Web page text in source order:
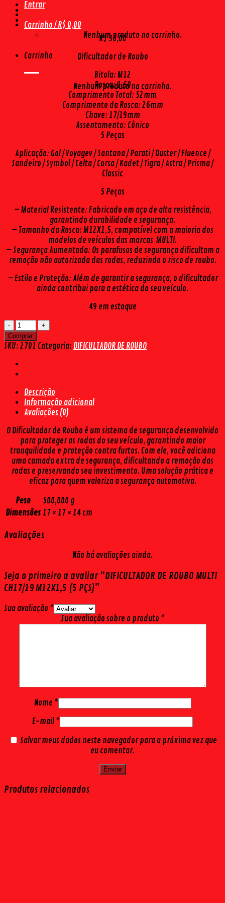
Entrar
Carrinho /R$ 0,00
Nenhum produto no carrinho.
Carrinho
Nenhum produto no carrinho.
R$35,00
Dificultador de Roubo
Bitola: M12
Rosca: 1,50
Comprimento Total: 52mm
Comprimento da Rosca: 26mm
Chave: 17/19mm
Assentamento: Cônico
5 Peças
Aplicação: Gol / Voyagev / Santana / Parati / Duster / Fluence /
Sandeiro / Symbol / Celta / Corsa / Kadet / Tigra / Astra / Prisma /
Classic
5 Peças
– Material Resistente: Fabricado em aço de alta resistência,
garantindo durabilidade e segurança.
– Tamanho da Rosca: M12X1,5, compatível com a maioria dos
modelos de veículos das marcas MULTI.
– Segurança Aumentada: Os parafusos de segurança dificultam a
remoção não autorizada das rodas, reduzindo o risco de roubo.
– Estilo e Proteção: Além de garantir a segurança, o dificultador
ainda contribui para a estética do seu veículo.
49 em estoque
DIFICULTADOR
DE
ROUBO
CH17/19
M12X1,5
PÇS)
quantidade
Comprar
SKU: 2701 Categoria: DIFICULTADOR DE ROUBO
Descrição
Informação adicional
Avaliações (0)
O Dificultador de Roubo é um sistema de segurança desenvolvido
para proteger as rodas do seu veículo, garantindo maior
tranquilidade e proteção contra furtos. Com ele, você adiciona
uma camada extra de segurança, dificultando a remoção das
rodas e preservando seu investimento. Uma solução prática e
eficaz para quem valoriza a segurança automotiva.
Peso
500,000 g
Dimensões 17 × 17 × 14 cm
Avaliações
Não há avaliações ainda.
Seja o primeiro a avaliar “DIFICULTADOR DE ROUBO MULTI
CH17/19 M12X1,5 (5 PÇS)”
Sua avaliação *
Sua avaliação sobre o produto *
Nome *
E-mail *
Salvar meus dados neste navegador para a próxima vez que
eu comentar.
Produtos relacionados